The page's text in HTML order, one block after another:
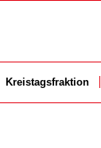
Kreis­tags­frak­ti­on